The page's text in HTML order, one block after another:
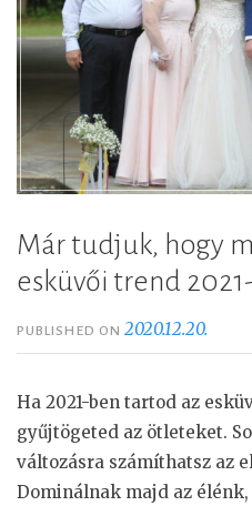
Már tudjuk, hogy
esküvői trend
PUBLISHED ON2020.12.20.
Ha 2021-ben tartod az
gyűjtögeted az ötleteket.
változásra számíthatsz az
Dominálnak majd az